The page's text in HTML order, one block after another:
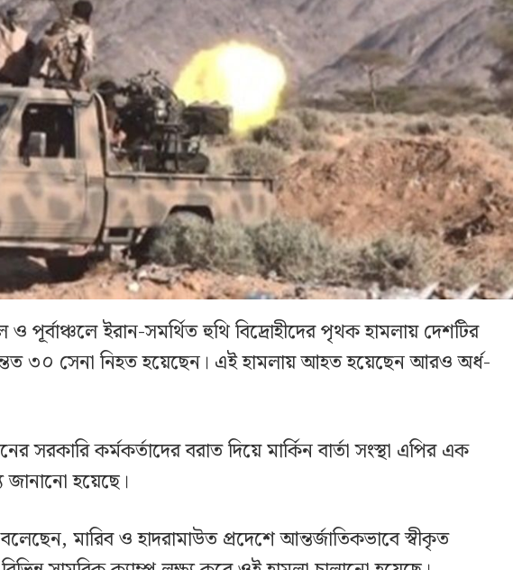
ও পূর্বাঞ্চলে ইরান-সমর্থিত হুথি বিদ্রোহীদের পৃথক হামলায় দেশটির
৩০ সেনা নিহত হয়েছেন। এই হামলায় আহত হয়েছেন আরও অর্ধ-
সরকারি কর্মকর্তাদের বরাত দিয়ে মার্কিন বার্তা সংস্থা এপির এক
জানানো হয়েছে।
মারিব ও হাদরামাউত প্রদেশে আন্তর্জাতিকভাবে স্বীকৃত